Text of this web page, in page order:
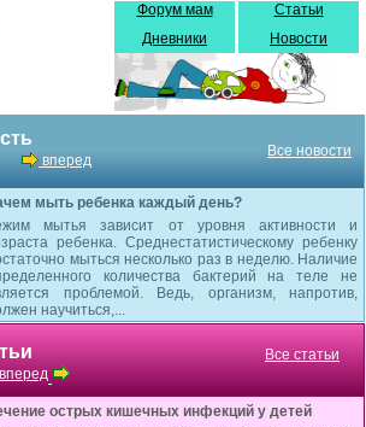
Форум мам
Дневники
Статьи
Новости
вперед
Все новости
мыть ребенка каждый день?
мытья зависит от уровня активности и
ребенка. Среднестатистическому ребенку
мыться несколько раз в неделю. Наличие
количества бактерий на теле не
проблемой. Ведь, организм, напротив,
научиться,...
вперед
Все статьи
острых кишечных инфекций у детей